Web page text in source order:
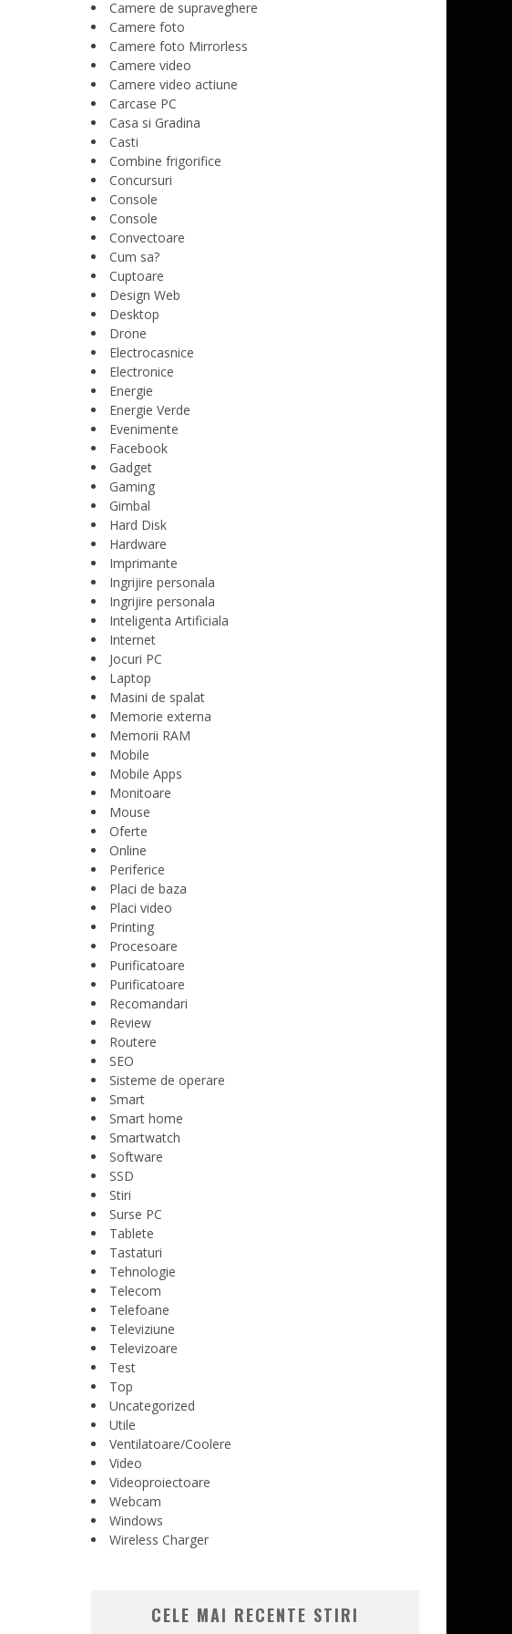
Camere de supraveghere
Camere foto
Camere foto Mirrorless
Camere video
Camere video actiune
Carcase PC
Casa si Gradina
Casti
Combine frigorifice
Concursuri
Console
Console
Convectoare
Cum sa?
Cuptoare
Design Web
Desktop
Drone
Electrocasnice
Electronice
Energie
Energie Verde
Evenimente
Facebook
Gadget
Gaming
Gimbal
Hard Disk
Hardware
Imprimante
Ingrijire personala
Ingrijire personala
Inteligenta Artificiala
Internet
Jocuri PC
Laptop
Masini de spalat
Memorie externa
Memorii RAM
Mobile
Mobile Apps
Monitoare
Mouse
Oferte
Online
Periferice
Placi de baza
Placi video
Printing
Procesoare
Purificatoare
Purificatoare
Recomandari
Review
Routere
SEO
Sisteme de operare
Smart
Smart home
Smartwatch
Software
SSD
Stiri
Surse PC
Tablete
Tastaturi
Tehnologie
Telecom
Telefoane
Televiziune
Televizoare
Test
Top
Uncategorized
Utile
Ventilatoare/Coolere
Video
Videoproiectoare
Webcam
Windows
Wireless Charger
CELE MAI RECENTE STIRI